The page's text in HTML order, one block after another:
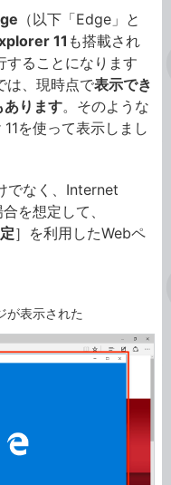
（以下「Edge」と
11 も搭載され
することになります
は、現時点で表示でき
ります。そのような
を使って表示しまし
でなく、Internet
を想定して、
］を利用したWebペ
が表示された